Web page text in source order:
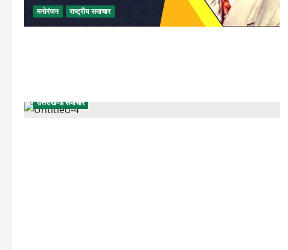
मनोरंजन राष्ट्रीय समाचार
उत्तराखण्ड समाचार